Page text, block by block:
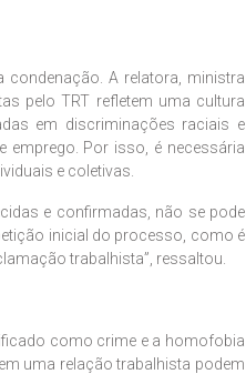
A relatora, ministra
pelo TRT refletem uma cultura
em discriminações raciais e
Por isso, é necessária
e coletivas.
e confirmadas, não se pode
inicial do processo, como é
trabalhista”, ressaltou.
como crime e a homofobia
uma relação trabalhista podem